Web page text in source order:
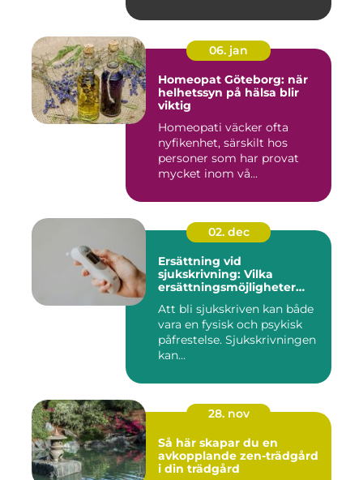
06. jan
Homeopat Göteborg: när
helhetssyn på hälsa blir
viktig
Homeopati väcker ofta
nyfikenhet, särskilt hos
personer som har provat
mycket inom vå...
02. dec
Ersättning vid
sjukskrivning: Vilka
ersättningsmöjligheter
Att bli sjukskriven kan både
vara en fysisk och psykisk
påfrestelse. Sjukskrivningen
kan...
28. nov
Så här skapar du en
avkopplande zen-trädgård
i din trädgård